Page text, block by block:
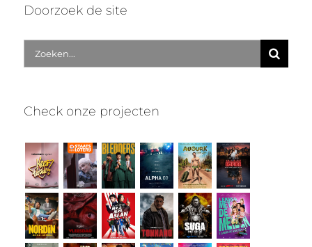
Doorzoek de site
Zoek
naar:
Check onze projecten